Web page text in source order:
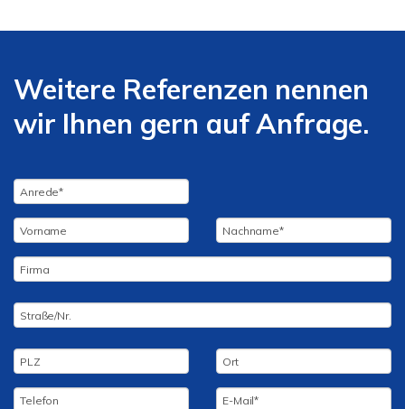
Weitere Referenzen nennen
wir Ihnen gern auf Anfrage.